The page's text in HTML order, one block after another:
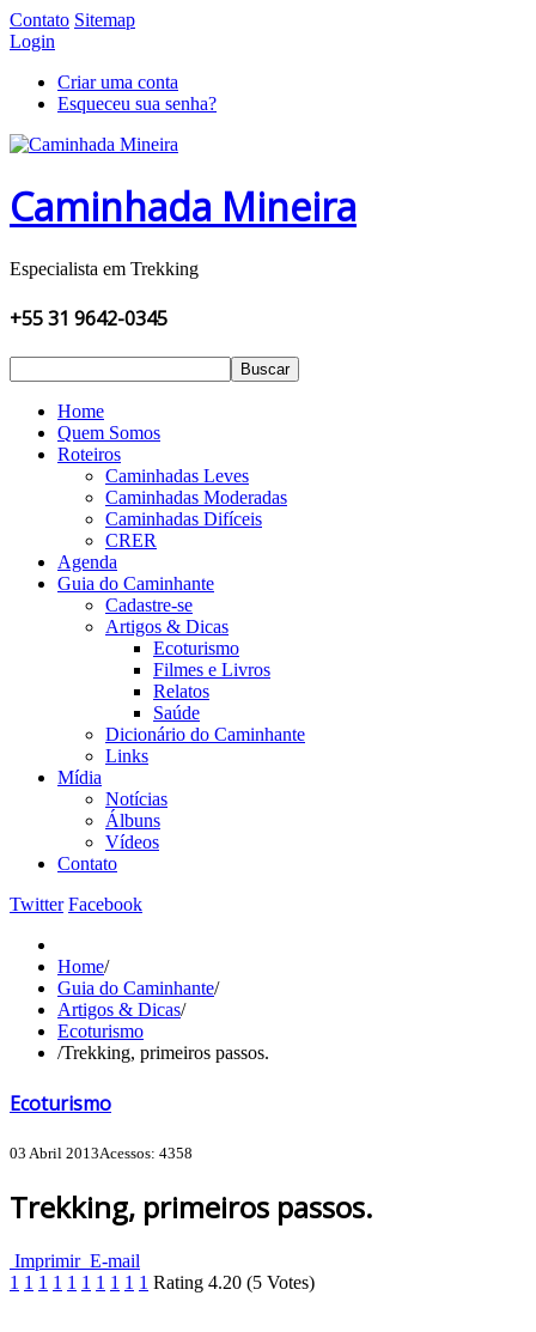
Contato Sitemap
Login
Criar uma conta
Esqueceu sua senha?
Caminhada Mineira
Especialista em Trekking
+55 31 9642-0345
Buscar
Home
Quem Somos
Roteiros
Caminhadas Leves
Caminhadas Moderadas
Caminhadas Difíceis
CRER
Agenda
Guia do Caminhante
Cadastre-se
Artigos & Dicas
Ecoturismo
Filmes e Livros
Relatos
Saúde
Dicionário do Caminhante
Links
Mídia
Notícias
Álbuns
Vídeos
Contato
Twitter Facebook
Home/
Guia do Caminhante/
Artigos & Dicas/
Ecoturismo
/Trekking, primeiros passos.
Ecoturismo
03 Abril 2013Acessos: 4358
Trekking, primeiros passos.
Imprimir E-mail
1 1 1 1 1 1 1 1 1 1 Rating 4.20 (5 Votes)